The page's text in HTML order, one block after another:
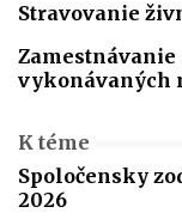
Stravovanie
Zamestnávanie
vykonávaných
K téme
Spoločensky
2026